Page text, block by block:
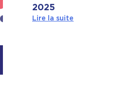
2025
Lire la suite